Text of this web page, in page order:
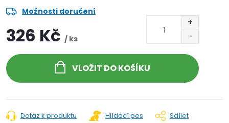
Možnosti doručení
326 Kč / ks
VLOŽIT DO KOŠÍKU
Dotaz k produktu Hlídací pes Sdílet